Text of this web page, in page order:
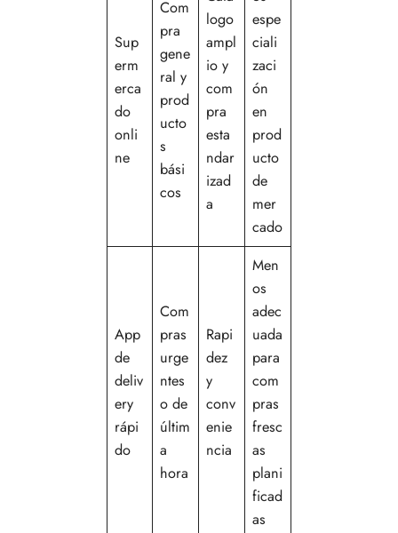
Sup
erm
erca
do
onli
ne
Com
pra
gene
ral y
prod
ucto
s
bási
cos
logo
ampl
io y
com
pra
esta
ndar
izad
a
espe
ciali
zaci
ón
en
prod
ucto
de
mer
cado
App
de
deliv
ery
rápi
do
Com
pras
urge
ntes
o de
últim
a
hora
Rapi
dez
y
conv
enie
ncia
Men
os
adec
uada
para
com
pras
fresc
as
plani
ficad
as